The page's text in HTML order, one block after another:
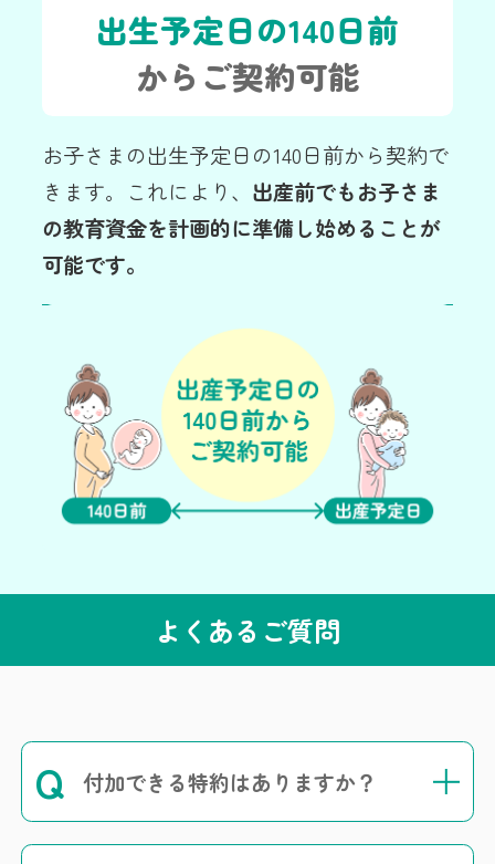
出生予定日の140日前
からご契約可能
お子さまの出生予定日の140日前から契約で
きます。これにより、 出産前でもお子さま
の教育資金を計画的に準備し始めることが
可能です。
よくあるご質問
Q 付加できる特約はありますか？